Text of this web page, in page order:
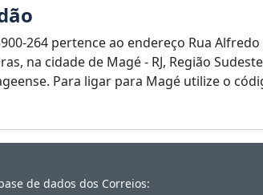
264 pertence ao endereço Rua Alfredo
na cidade de Magé - RJ, Região
Para ligar para Magé utilize o
de dados dos Correios: